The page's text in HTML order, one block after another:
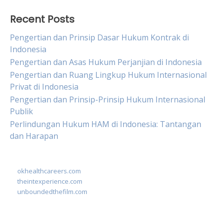
Recent Posts
Pengertian dan Prinsip Dasar Hukum Kontrak di
Indonesia
Pengertian dan Asas Hukum Perjanjian di Indonesia
Pengertian dan Ruang Lingkup Hukum Internasional
Privat di Indonesia
Pengertian dan Prinsip-Prinsip Hukum Internasional
Publik
Perlindungan Hukum HAM di Indonesia: Tantangan
dan Harapan
okhealthcareers.com
theintexperience.com
unboundedthefilm.com